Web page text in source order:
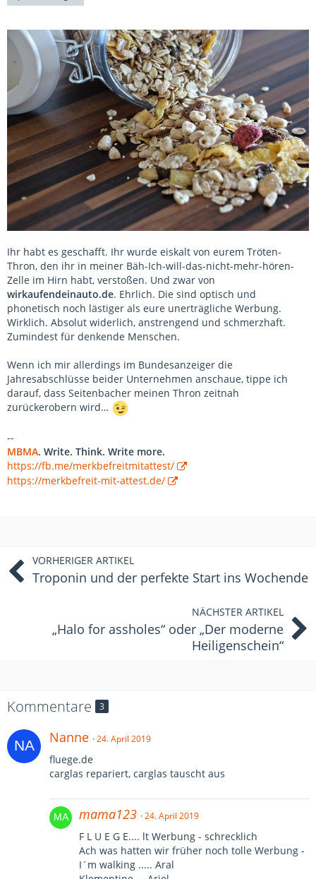
Ihr habt es geschafft. Ihr wurde eiskalt von eurem Tröten-
Thron, den ihr in meiner Bäh-Ich-will-das-nicht-mehr-hören-
Zelle im Hirn habt, verstoßen. Und zwar von
wirkaufendeinauto.de. Ehrlich. Die sind optisch und
phonetisch noch lästiger als eure unerträgliche Werbung.
Wirklich. Absolut widerlich, anstrengend und schmerzhaft.
Zumindest für denkende Menschen.
Wenn ich mir allerdings im Bundesanzeiger die
Jahresabschlüsse beider Unternehmen anschaue, tippe ich
darauf, dass Seitenbacher meinen Thron zeitnah
zurückerobern wird…
--
MBMA. Write. Think. Write more.
https://fb.me/merkbefreitmitattest/
https://merkbefreit-mit-attest.de/
VORHERIGER ARTIKEL
Troponin und der perfekte Start ins Wochende
NÄCHSTER ARTIKEL
„Halo for assholes“ oder „Der moderne
Heiligenschein“
Kommentare 3
Nanne 24. April 2019
fluege.de
carglas repariert, carglas tauscht aus
mama123 24. April 2019
F L U E G E.... lt Werbung - schrecklich
Ach was hatten wir früher noch tolle Werbung -
I´m walking ..... Aral